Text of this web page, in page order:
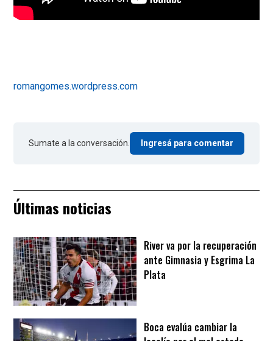
romangomes.wordpress.com
Sumate a la conversación. Ingresá para comentar
Últimas noticias
River va por la recuperación
ante Gimnasia y Esgrima La
Plata
Boca evalúa cambiar la